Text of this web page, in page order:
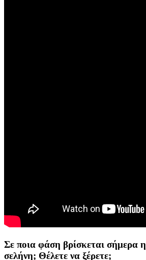
Σε ποια φάση βρίσκεται σήμερα η
σελήνη; Θέλετε να ξέρετε;